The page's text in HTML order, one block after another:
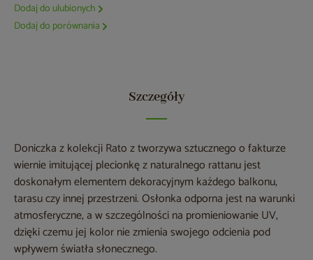
Dodaj do ulubionych
Dodaj do porównania
Szczegóły
Doniczka z kolekcji Rato z tworzywa sztucznego o fakturze
wiernie imitującej plecionkę z naturalnego rattanu jest
doskonałym elementem dekoracyjnym każdego balkonu,
tarasu czy innej przestrzeni. Osłonka odporna jest na warunki
atmosferyczne, a w szczególności na promieniowanie UV,
dzięki czemu jej kolor nie zmienia swojego odcienia pod
wpływem światła słonecznego.